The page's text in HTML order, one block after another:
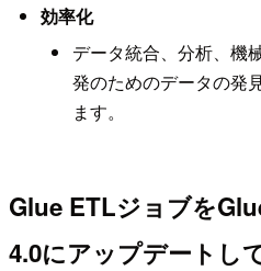
効率化
データ統合、分析、機
発のためのデータの発
ます。
Glue ETLジョブを
4.0にアップデートし